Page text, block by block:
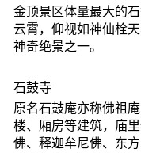
金顶景区体量最大的
云霄，仰视如神仙栓
神奇绝景之一。
石鼓寺
原名石鼓庵亦称佛祖
楼、厢房等建筑，庙
佛、释迦牟尼佛、东